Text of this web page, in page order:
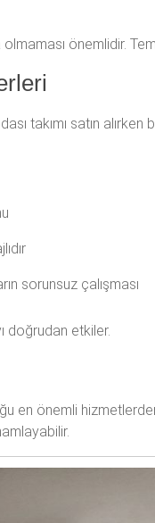
olmaması önemlidir.
takımı satın
sorunsuz çalışması
doğrudan etkiler.
en önemli